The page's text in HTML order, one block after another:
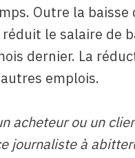
Outre la
le salaire de
dernier. La
emplois.
acheteur ou un
journaliste à